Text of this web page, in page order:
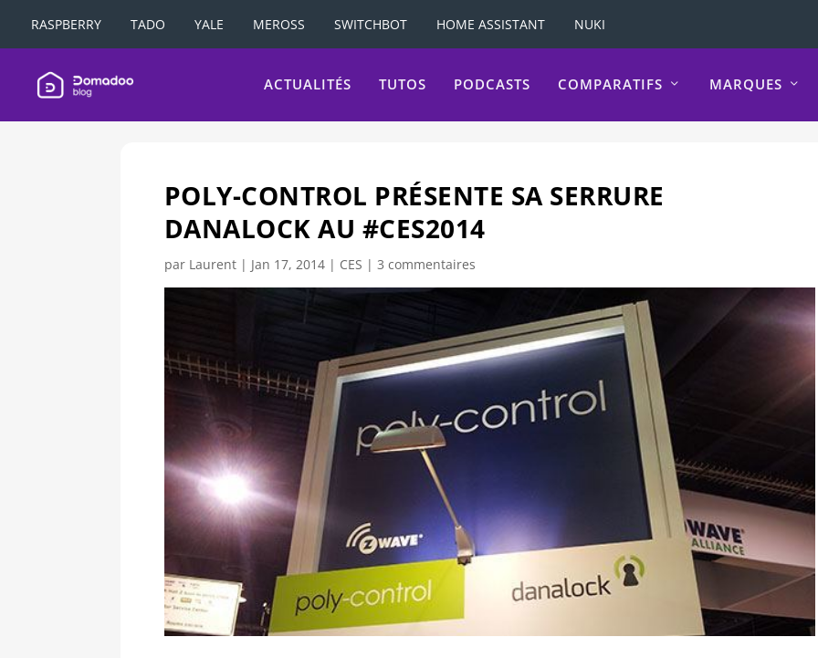
RASPBERRY TADO YALE MEROSS SWITCHBOT HOME ASSISTANT NUKI
ACTUALITÉS TUTOS PODCASTS COMPARATIFS MARQUES
POLY-CONTROL PRÉSENTE SA SERRURE
DANALOCK AU #CES2014
par Laurent| Jan 17, 2014| CES | 3 commentaires